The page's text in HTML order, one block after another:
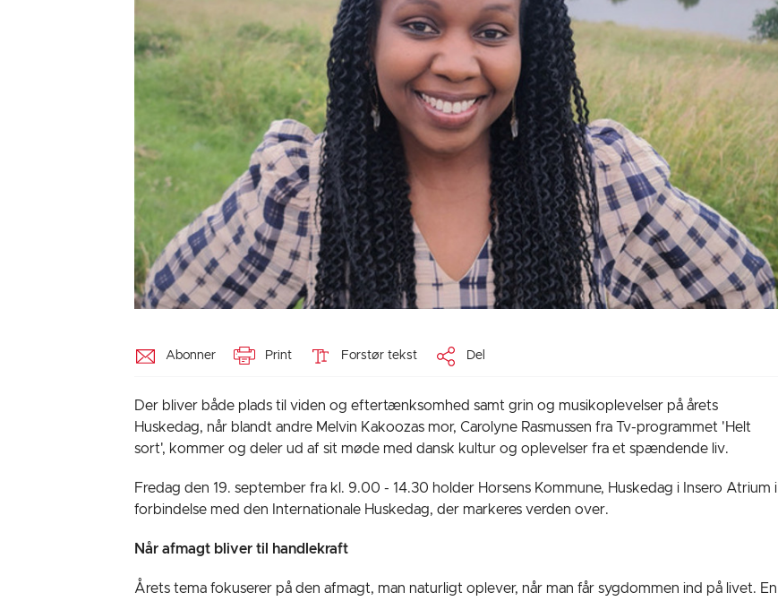
Abonner Print Forstør tekst Del
Der bliver både plads til viden og eftertænksomhed samt grin og musikoplevelser på årets
Huskedag, når blandt andre Melvin Kakoozas mor, Carolyne Rasmussen fra Tv-programmet 'Helt
sort', kommer og deler ud af sit møde med dansk kultur og oplevelser fra et spændende liv.
Fredag den 19. september fra kl. 9.00 - 14.30 holder Horsens Kommune, Huskedag i Insero Atrium i
forbindelse med den Internationale Huskedag, der markeres verden over.
Når afmagt bliver til handlekraft
Årets tema fokuserer på den afmagt, man naturligt oplever, når man får sygdommen ind på livet. En